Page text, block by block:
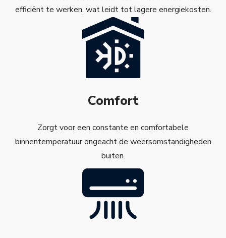
efficiënt te werken, wat leidt tot lagere energiekosten.
Comfort
Zorgt voor een constante en comfortabele
binnentemperatuur ongeacht de weersomstandigheden
buiten.